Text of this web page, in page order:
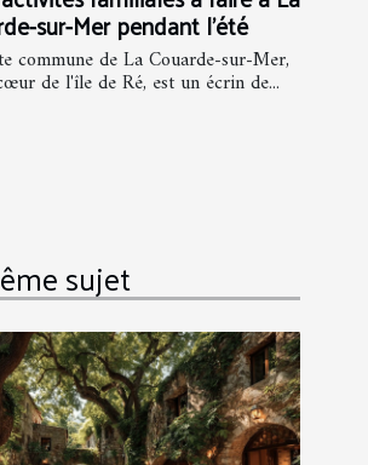
sur-Mer pendant l'été
commune de La Couarde-sur-Mer,
de l'île de Ré, est un écrin de...
sujet